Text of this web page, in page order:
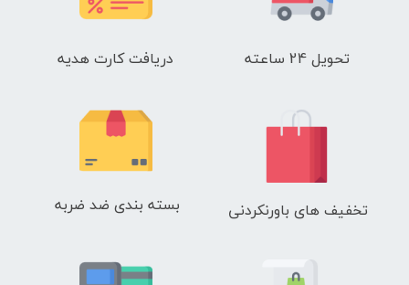
تحویل 24 ساعته دریافت کارت هدیه
تخفیف های باورنکردنی بسته بندی ضد ضربه